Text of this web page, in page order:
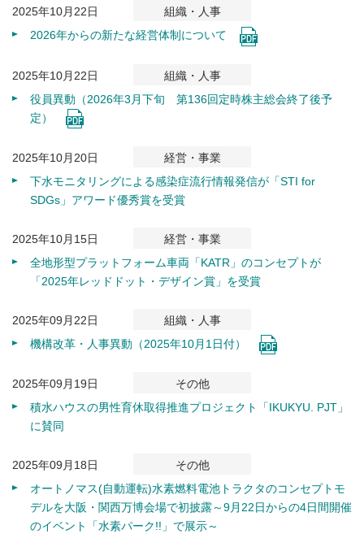
2025年10月22日
組織・人事
2026年からの新たな経営体制について
2025年10月22日
組織・人事
役員異動（2026年3月下旬 第136回定時株主総会終了後予
定）
2025年10月20日
経営・事業
下水モニタリングによる感染症流行情報発信が「STI for
SDGs」アワード優秀賞を受賞
2025年10月15日
経営・事業
全地形型プラットフォーム車両「KATR」のコンセプトが
「2025年レッドドット・デザイン賞」を受賞
2025年09月22日
組織・人事
機構改革・人事異動（2025年10月1日付）
2025年09月19日
その他
積水ハウスの男性育休取得推進プロジェクト「IKUKYU. PJT」
に賛同
2025年09月18日
その他
オートノマス(自動運転)水素燃料電池トラクタのコンセプトモ
デルを大阪・関西万博会場で初披露～9月22日からの4日間開催
のイベント「水素パーク!!」で展示～